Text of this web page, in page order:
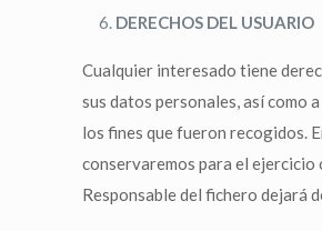
DERECHOS DEL USUARIO
Cualquier interesado tiene
sus datos personales, así como
los fines que fueron recogidos.
conservaremos para el
Responsable del fichero dejará